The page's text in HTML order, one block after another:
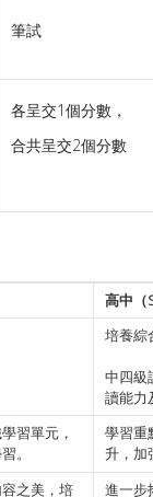
筆試
各呈交1個分數，
合共呈交2個分數
高中（
培養綜
中四級
讀能力
習單元，
。
學習重
升，加
之美，培 進一步